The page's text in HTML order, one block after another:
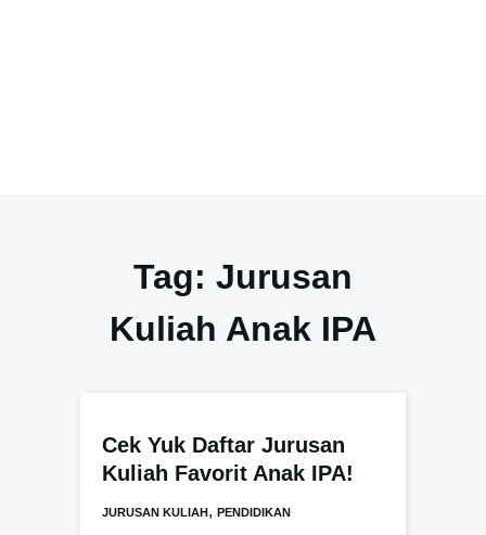
Tag: Jurusan
Kuliah Anak IPA
Cek Yuk Daftar Jurusan
Kuliah Favorit Anak IPA!
JURUSAN KULIAH, PENDIDIKAN